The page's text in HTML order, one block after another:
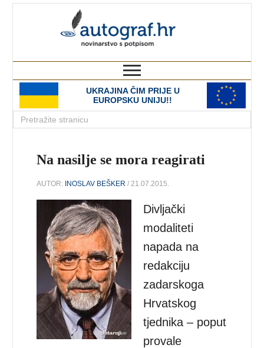
UKRAJINA ČIM PRIJE U
EUROPSKU UNIJU!!
Na nasilje se mora reagirati
AUTOR: INOSLAV BEŠKER / 21.07.2015.
Divljački
modaliteti
napada na
redakciju
zadarskoga
Hrvatskog
tjednika – poput
provale